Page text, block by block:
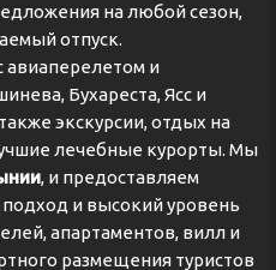
на любой сезон,
отпуск.
авиаперелетом и
Бухареста, Ясс и
экскурсии, отдых на
лечебные курорты. Мы
, и предоставляем
и высокий уровень
апартаментов, вилл и
размещения туристов